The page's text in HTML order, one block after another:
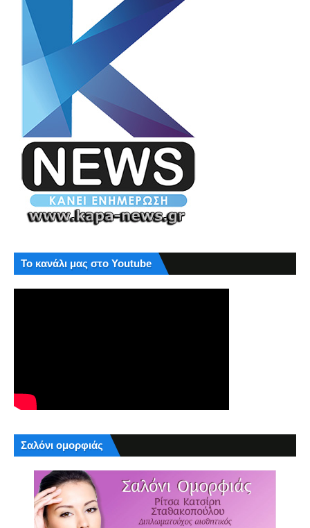
Το κανάλι μας στο Youtube
Σαλόνι ομορφιάς